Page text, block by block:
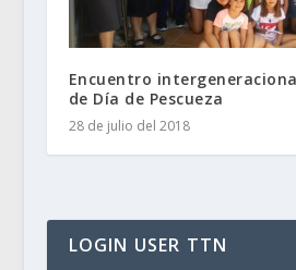
Encuentro
de Día de Pescueza
28 de julio del 2018
LOGIN USER TTN